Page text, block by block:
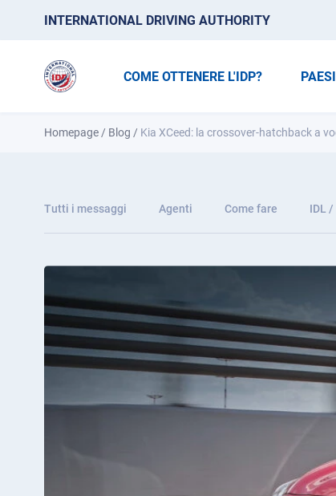
INTERNATIONAL DRIVING AUTHORITY
COME OTTENERE L'IDP? PAESI
Homepage / Blog / Kia XCeed: la crossover-hatchback a
Tutti i messaggi Agenti Come fare IDL /